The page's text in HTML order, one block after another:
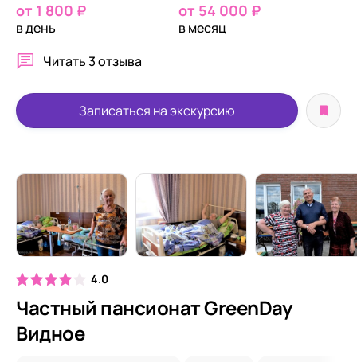
от 1 800 ₽
в день
от 54 000 ₽
в месяц
Читать3 отзыва
Записаться на экскурсию
4.0
Частный пансионат GreenDay
Видное